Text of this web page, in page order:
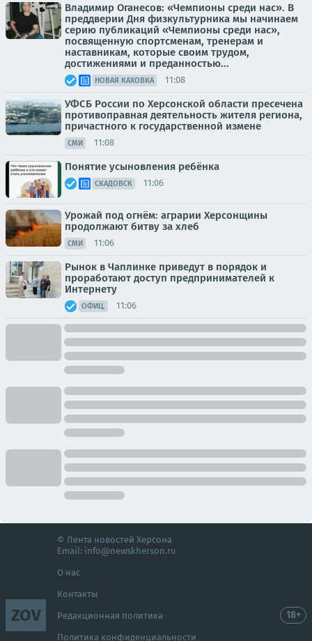
Владимир Оганесов: «Чемпионы среди нас». В
преддверии Дня физкультурника мы начинаем
серию публикаций «Чемпионы среди нас»,
посвященную спортсменам, тренерам и
наставникам, которые своим трудом,
достижениями и преданностью...
НОВАЯ КАХОВКА 11:08
УФСБ России по Херсонской области пресечена
противоправная деятельность жителя региона,
причастного к государственной измене
СМИ 11:08
Понятие усыновления ребёнка
СКАДОВСК 11:06
Урожай под огнём: аграрии Херсонщины
продолжают битву за хлеб
СМИ 11:06
Рынок в Чаплинке приведут в порядок и
проработают доступ предпринимателей к
Интернету
ОФИЦ. 11:06
ZOV
© Лента новостей Херсона
Email: info@newskherson.ru
О нас
Контакты
Редакционная политика
Политика конфиденциальности
18+